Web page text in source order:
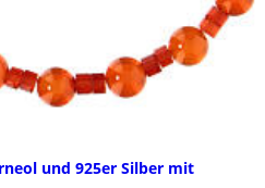
und 925er Silber mit